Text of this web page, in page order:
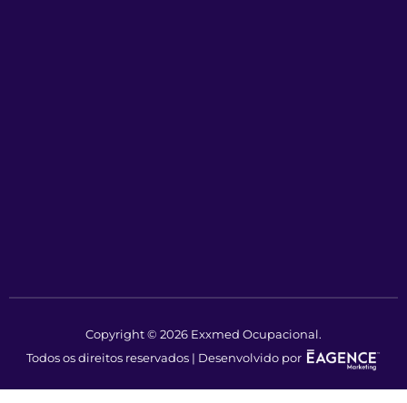
Copyright © 2026 Exxmed Ocupacional.
Todos os direitos reservados | Desenvolvido por